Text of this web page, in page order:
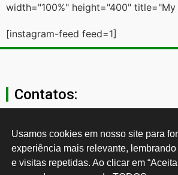
width="100%" height="400" title="My
[instagram-feed feed=1]
Contatos:
secgeral@ctb.org.br
11 3874-0040
Usamos cookies em nosso site para
experiência mais relevante,
e visitas repetidas. Ao clicar em